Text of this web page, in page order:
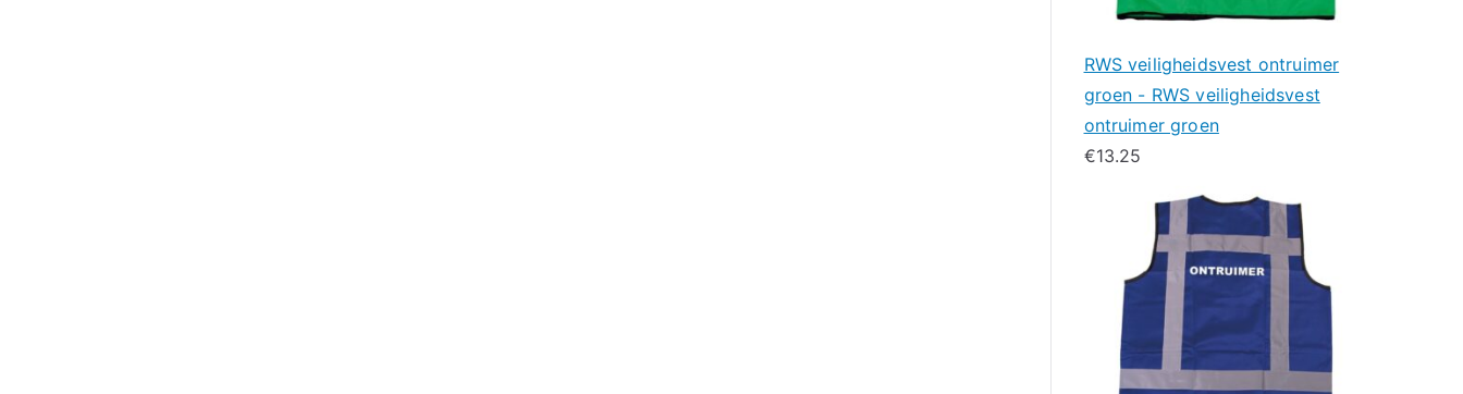
RWS veiligheidsvest ontruimer
groen - RWS veiligheidsvest
ontruimer groen
€13.25